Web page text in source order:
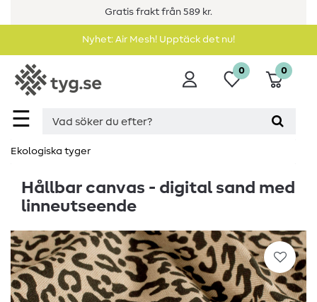
Gratis frakt från 589 kr.
Nyhet: Air Mesh! Upptäck det nu!
☰
0 0
Ekologiska tyger
Hållbar canvas - digital sand med
linneutseende